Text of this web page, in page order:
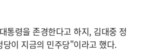
통령을 존경한다고 하지, 김대중 정
당이 지금의 민주당"이라고 했다.